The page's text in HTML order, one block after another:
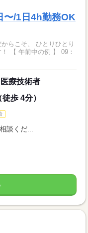
〜/1日4h勤務OK
：
療技術者
歩 4分）
談くだ...